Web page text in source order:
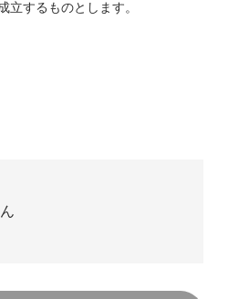
立するものとします。